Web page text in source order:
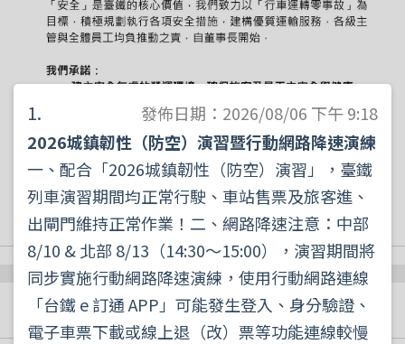
最新消息 更多消息
1.
發佈日期：2026/08/06 下午 9:18
2026城鎮韌性（防空）演習暨行動網路降速演練
一、配合「2026城鎮韌性（防空）演習」，臺鐵
列車演習期間均正常行駛、車站售票及旅客進、
出閘門維持正常作業！二、網路降速注意：中部
8/10 & 北部 8/13（14:30～15:00），演習期間將
同步實施行動網路降速演練，使用行動網路連線
「台鐵 e 訂通 APP」可能發生登入、身分驗證、
電子車票下載或線上退（改）票等功能連線較慢